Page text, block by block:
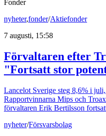
Fonder
nyheter,fonder/Aktiefonder
7 augusti, 15:58
Förvaltaren efter
"Fortsatt stor
Lancelot Sverige steg 8,6% i
Rapportvinnarna Mips och
förvaltaren Erik Bertilsson
nyheter/Försvarsbolag